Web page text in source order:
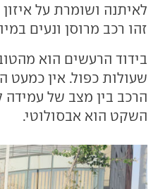
לאיתנה ושומרת על
זהו רכב מרוסן ונעים
בידוד הרעשים הוא
שעולות כפול. אין כמעט
השקט הוא אבסולוטי.